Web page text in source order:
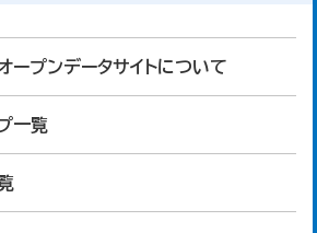
ープンデータサイトについて
一覧
ら令和元年度までは乳
令和元年度までは乳